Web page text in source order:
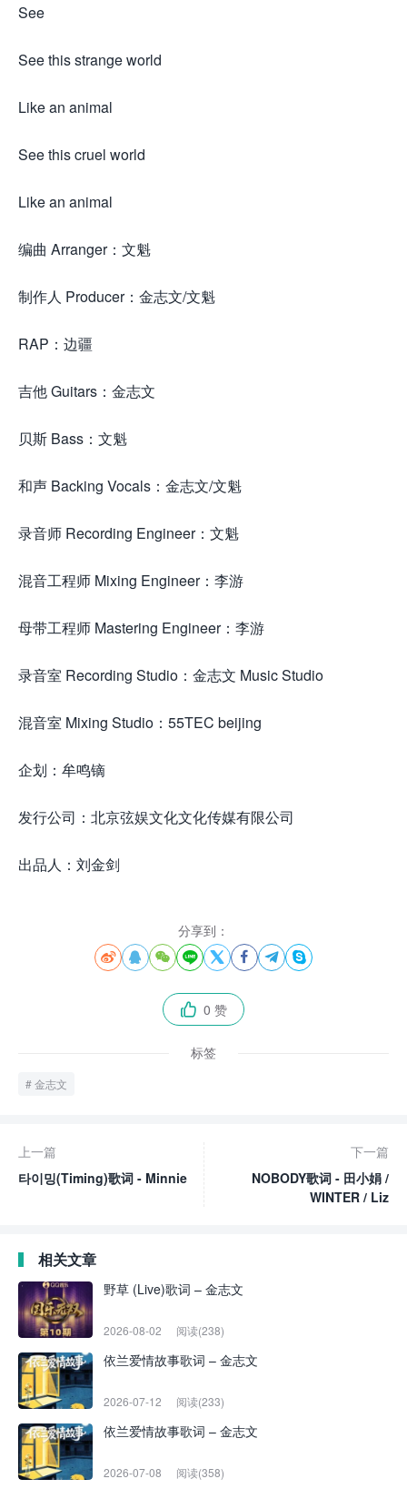
See
See this strange world
Like an animal
See this cruel world
Like an animal
编曲 Arranger：文魁
制作人 Producer：金志文/文魁
RAP：边疆
吉他 Guitars：金志文
贝斯 Bass：文魁
和声 Backing Vocals：金志文/文魁
录音师 Recording Engineer：文魁
混音工程师 Mixing Engineer：李游
母带工程师 Mastering Engineer：李游
录音室 Recording Studio：金志文 Music Studio
混音室 Mixing Studio：55TEC beijing
企划：牟鸣镝
发行公司：北京弦娱文化文化传媒有限公司
出品人：刘金剑
分享到：
       
 0 赞
标签
金志文
上一篇
타이밍(Timing)歌词 - Minnie
下一篇
NOBODY歌词 - 田小娟 /
WINTER / Liz
相关文章
野草 (Live)歌词 – 金志文
2026-08-02 阅读(238)
依兰爱情故事歌词 – 金志文
2026-07-12 阅读(233)
依兰爱情故事歌词 – 金志文
2026-07-08 阅读(358)